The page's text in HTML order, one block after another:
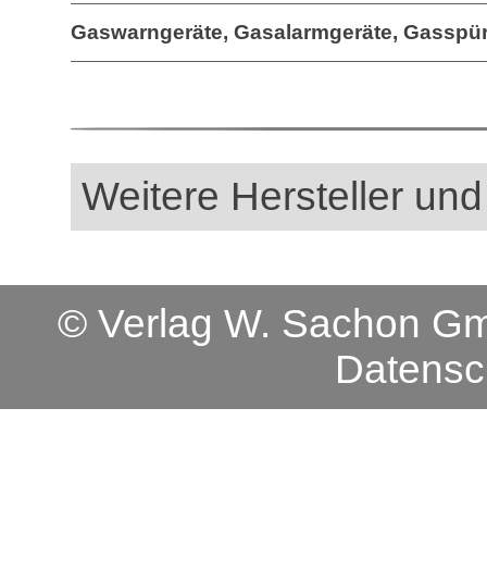
Gaswarngeräte, Gasalarmgeräte,
Weitere Hersteller
© Verlag W. Sachon